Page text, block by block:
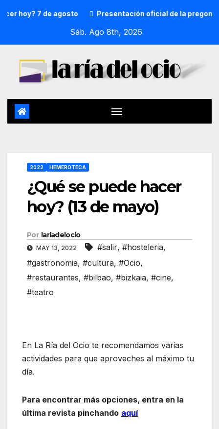
hoy? 7 de agosto Presentación oficial de la pregonera y
Sáb. Ago 8th, 2026
2022 HEMEROTECA
¿Qué se puede hacer
hoy? (13 de mayo)
Por laríadelocio
MAY 13, 2022 #salir, #hosteleria,
#gastronomia, #cultura, #Ocio,
#restaurantes, #bilbao, #bizkaia, #cine,
#teatro
En La Ría del Ocio te recomendamos varias
actividades para que aproveches al máximo tu
día.
Para encontrar más opciones, entra en la
última revista pinchando aquí